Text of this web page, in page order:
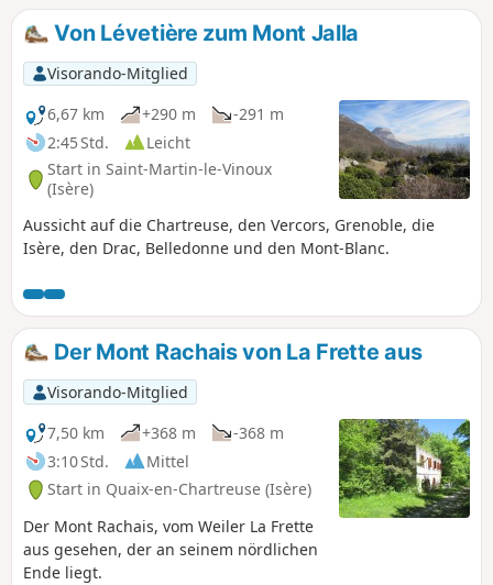
Von Lévetière zum Mont Jalla
Visorando-Mitglied
6,67 km
+290 m
-291 m
2:45 Std.
Leicht
Start in Saint-Martin-le-Vinoux
(Isère)
Aussicht auf die Chartreuse, den Vercors, Grenoble, die
Isère, den Drac, Belledonne und den Mont-Blanc.
Der Mont Rachais von La Frette aus
Visorando-Mitglied
7,50 km
+368 m
-368 m
3:10 Std.
Mittel
Start in Quaix-en-Chartreuse (Isère)
Der Mont Rachais, vom Weiler La Frette
aus gesehen, der an seinem nördlichen
Ende liegt.